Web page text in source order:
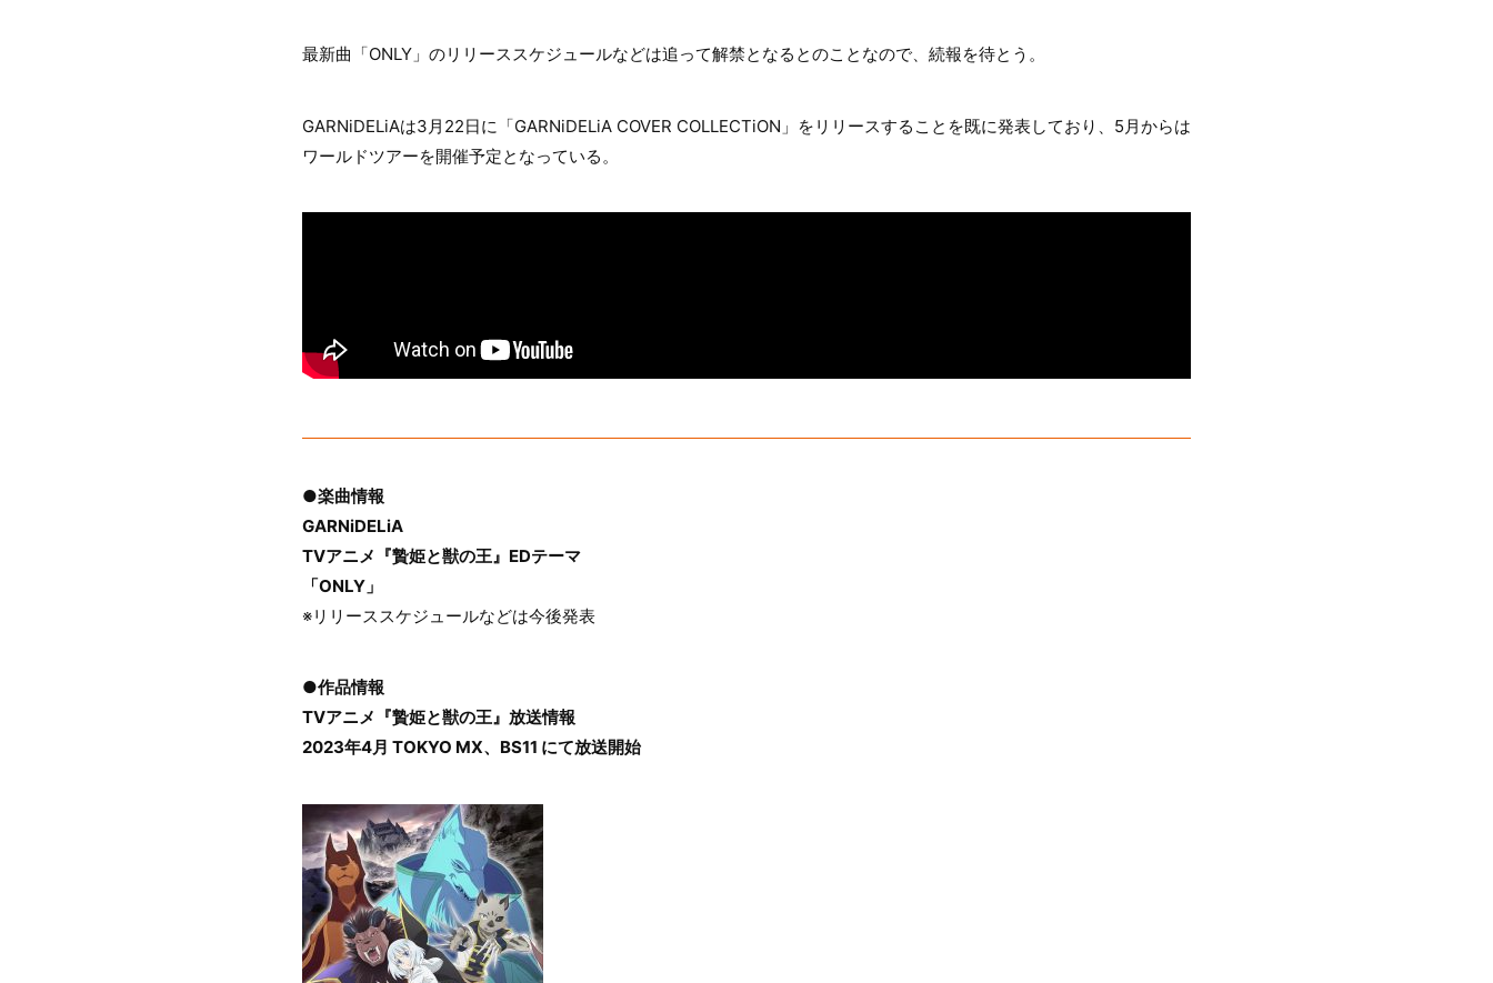
最新曲「ONLY」のリリーススケジュールなどは追って解禁となるとのことなので、続報を待とう。
GARNiDELiAは3月22日に「GARNiDELiA COVER COLLECTiON」をリリースすることを既に発表しており、5月からは
ワールドツアーを開催予定となっている。
●楽曲情報
GARNiDELiA
TVアニメ『贄姫と獣の王』EDテーマ
「ONLY」
※リリーススケジュールなどは今後発表
●作品情報
TVアニメ『贄姫と獣の王』放送情報
2023年4月 TOKYO MX、BS11 にて放送開始